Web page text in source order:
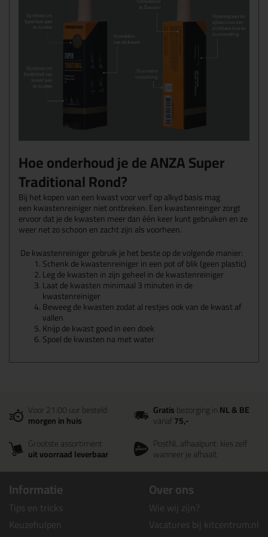
Hoe onderhoud je de ANZA Super
Traditional Rond?
Bij het kopen van een kwast voor verf op alkyd basis mag
een kwastenreiniger niet ontbreken. Een kwastenreinger zorgt
ervoor dat je de kwasten meer dan één keer kunt gebruiken en ze
weer net zo schoon en zacht zijn als voorheen.
De kwastenreiniger gebruik je het beste op de volgende manier:
Schenk de kwastenreiniger in een pot of blik (geen plastic)
Leg de kwasten in zijn geheel in de kwastenreiniger
Laat de kwasten minimaal 3 minuten in de
kwastenreiniger
Beweeg de kwasten zodat al restjes ook van de kwast af
vallen
Knijp de kwast goed in een doek
Spoel de kwasten na met water
Voor 21:00 uur besteld
morgen in huis
Gratisbezorging inNL & BE
vanaf75,-
Grootste assortiment
uit voorraad leverbaar
PostNL afhaalpunt: kies zelf
wanneer je afhaalt
Informatie
Tips en tricks
Keuzehulpen
Over ons
Wie wij zijn?
Vacatures bij kitcentrum.nl